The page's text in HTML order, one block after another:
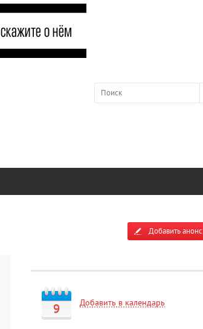
Добавить анонс
9 Добавить в календарь